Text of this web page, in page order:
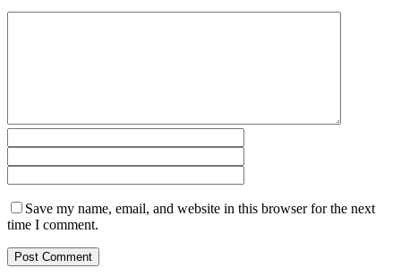
Save my name, email, and website in this browser for the next
time I comment.